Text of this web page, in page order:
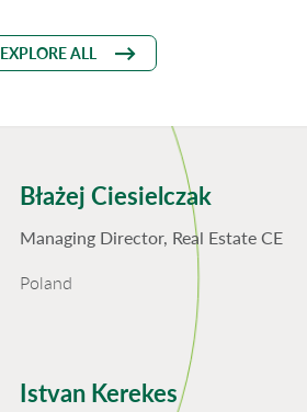
EXPLORE ALL
Błażej Ciesielczak
Managing Director, Real Estate CE
Poland
Istvan Kerekes